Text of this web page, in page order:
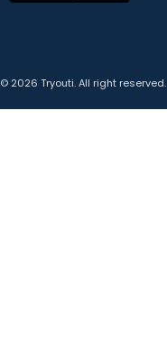
© 2026 Tryouti. All right reserved.